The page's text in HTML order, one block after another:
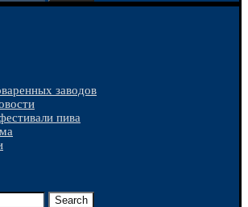
заводов
пива
Search